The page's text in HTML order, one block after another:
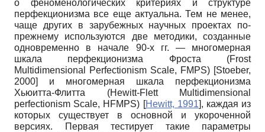
о феноменологических критериях и структуре
перфекционизма все еще актуальна. Тем не менее,
чаще других в зарубежных научных проектах по-
прежнему используются две методики, созданные
одновременно в начале 90-х гг. — многомерная
шкала перфекционизма Фроста (Frost
Multidimensional Perfectionism Scale, FMPS) [Stoeber,
2000]
и многомерная шкала пер­фекционизма
Хьюитта-Флитта (Hewitt-Flett Multidimensional
perfectionism Scale, HFMPS) [Hewitt, 1991], каждая из
которых существует в основной и укороченной
версиях. Первая тестирует такие параметры